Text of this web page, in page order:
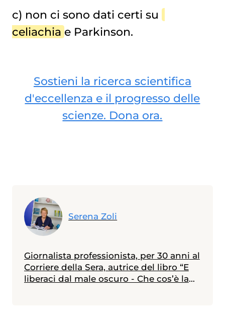
c) non ci sono dati certi su
celiachia e Parkinson.
Sostieni la ricerca scientifica
d'eccellenza e il progresso delle
scienze. Dona ora.
Serena Zoli
Giornalista professionista, per 30 anni al
Corriere della Sera, autrice del libro “E
liberaci dal male oscuro - Che cos’è la